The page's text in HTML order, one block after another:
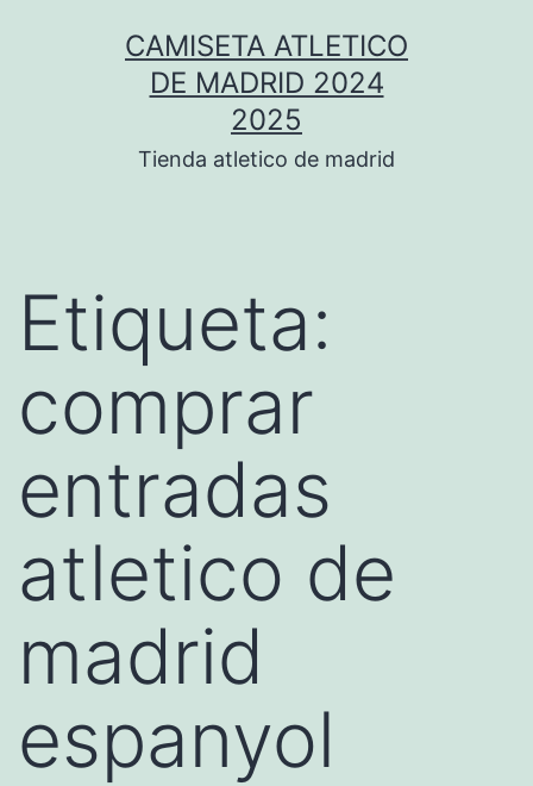
CAMISETA ATLETICO
DE MADRID 2024
2025
Tienda atletico de madrid
Etiqueta:
comprar
entradas
atletico de
madrid
espanyol